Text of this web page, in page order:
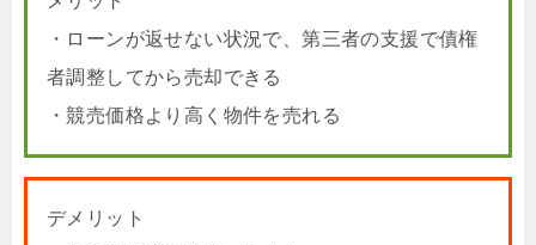
・ローンが返せない状況で、第三者の支援で債権
者調整してから売却できる
・競売価格より高く物件を売れる
デメリット